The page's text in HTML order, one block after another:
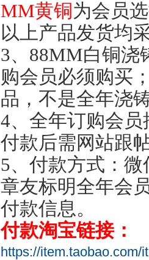
MM黄铜为会员
以上产品发货均
3、88MM白铜浇
购会员必须购买
品，不是全年浇
4、全年订购会
付款后需网站跟
5、付款方式：
章友标明全年会
付款信息。
付款淘宝链接：
https://item.taobao.com/